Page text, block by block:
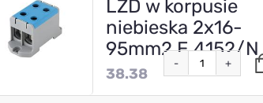
LZD w korpusie
niebieska 2x16-
95mm2 E.4152/N
38.38
- +